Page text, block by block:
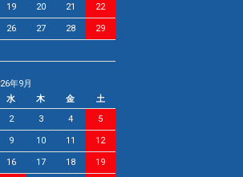
19 20 21 22
26 27 28 29
年9月
水 木 金
土
2 3 4 5
9 10 11 12
16 17 18 19